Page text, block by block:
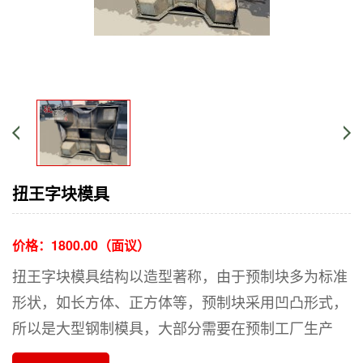
扭王字块模具
价格： 1800.00（面议）
扭王字块模具结构以造型著称，由于预制块多为标准
形状，如长方体、正方体等，预制块采用凹凸形式，
所以是大型钢制模具，大部分需要在预制工厂生产